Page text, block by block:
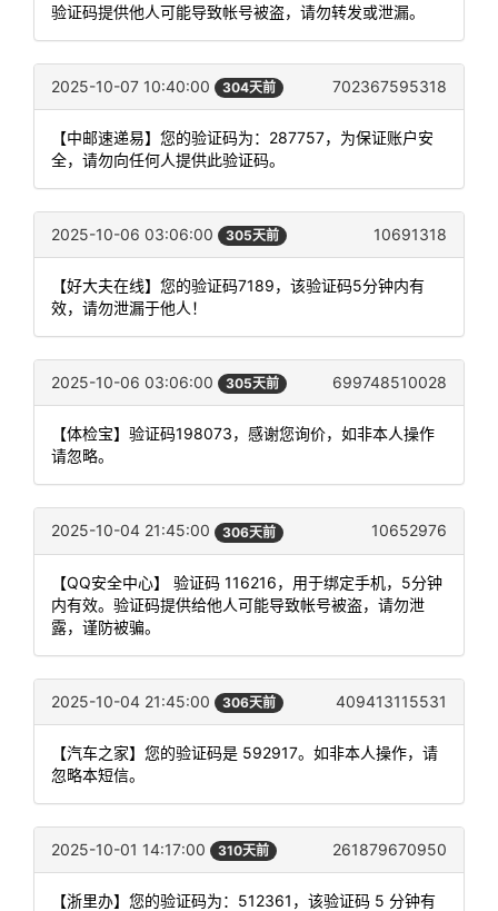
验证码提供他人可能导致帐号被盗，请勿转发或泄漏。
2025-10-07 10:40:00 304天前 702367595318
【中邮速递易】您的验证码为：287757，为保证账户安
全，请勿向任何人提供此验证码。
2025-10-06 03:06:00 305天前 10691318
【好大夫在线】您的验证码7189，该验证码5分钟内有
效，请勿泄漏于他人！
2025-10-06 03:06:00 305天前 699748510028
【体检宝】验证码198073，感谢您询价，如非本人操作
请忽略。
2025-10-04 21:45:00 306天前 10652976
【QQ安全中心】 验证码 116216，用于绑定手机，5分钟
内有效。验证码提供给他人可能导致帐号被盗，请勿泄
露，谨防被骗。
2025-10-04 21:45:00 306天前 409413115531
【汽车之家】您的验证码是 592917。如非本人操作，请
忽略本短信。
2025-10-01 14:17:00 310天前 261879670950
【浙里办】您的验证码为：512361，该验证码 5 分钟有